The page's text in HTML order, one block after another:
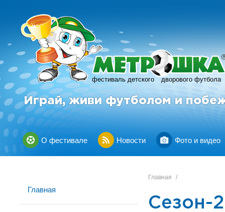
фестиваль детского дворового футбола
R
Играй, живи футболом и
О фестивале Новости Фото и видео
Главная
Главная /
Сезон-